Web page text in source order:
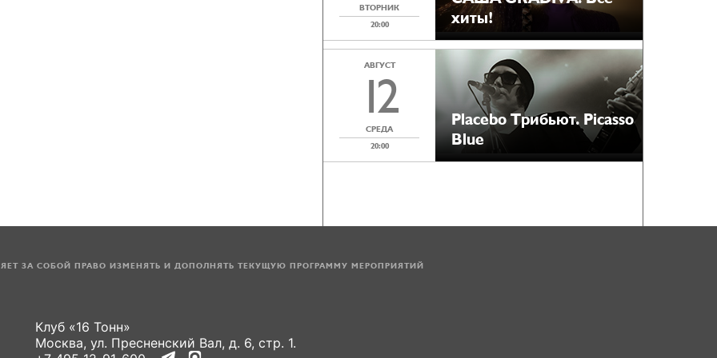
ВТОРНИК
20:00
хиты!
АВГУСТ
12
СРЕДА
20:00
Placebo Tрибьют. Picasso
Blue
ЗА СОБОЙ ПРАВО ИЗМЕНЯТЬ И ДОПОЛНЯТЬ ТЕКУЩУЮ ПРОГРАММУ МЕРОПРИЯТИЙ
Клуб «16 Тонн»
Москва, ул. Пресненский Вал, д. 6, стр. 1.